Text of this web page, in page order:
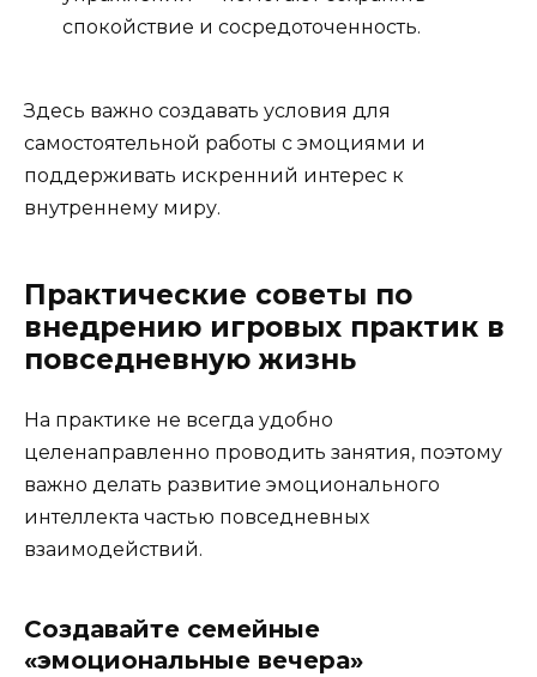
спокойствие и сосредоточенность.
Здесь важно создавать условия для
самостоятельной работы с эмоциями и
поддерживать искренний интерес к
внутреннему миру.
Практические советы по
внедрению игровых практик в
повседневную жизнь
На практике не всегда удобно
целенаправленно проводить занятия, поэтому
важно делать развитие эмоционального
интеллекта частью повседневных
взаимодействий.
Создавайте семейные
«эмоциональные вечера»